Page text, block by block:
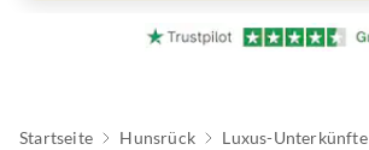
Startseite Hunsrück Luxus-Unterkünfte